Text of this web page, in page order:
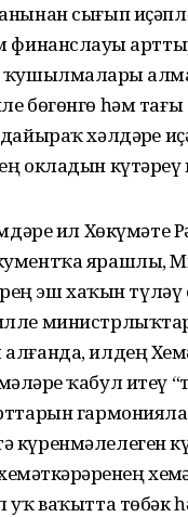
сығып
финанслауҙы
бөгөнгө һәм тағы
хәлдәрҙе
окладын күтәреү
ил
ярашлы,
эш хаҡын
илдең
ҡабул итеү
күренмәлелеген
уҡ ваҡытта